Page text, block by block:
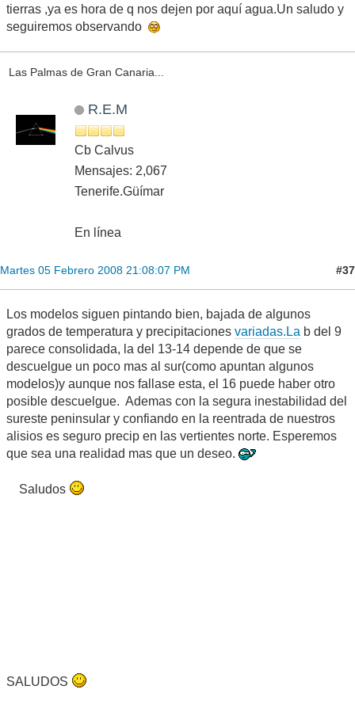
tierras ,ya es hora de q nos dejen por aquí agua.Un saludo y
seguiremos observando
Las Palmas de Gran Canaria...
R.E.M
Cb Calvus
Mensajes: 2,067
Tenerife.Güímar
En línea
Martes 05 Febrero 2008 21:08:07 PM #37
Los modelos siguen pintando bien, bajada de algunos
grados de temperatura y precipitaciones variadas.La b del 9
parece consolidada, la del 13-14 depende de que se
descuelgue un poco mas al sur(como apuntan algunos
modelos)y aunque nos fallase esta, el 16 puede haber otro
posible descuelgue. Ademas con la segura inestabilidad del
sureste peninsular y confiando en la reentrada de nuestros
alisios es seguro precip en las vertientes norte. Esperemos
que sea una realidad mas que un deseo.
Saludos
SALUDOS